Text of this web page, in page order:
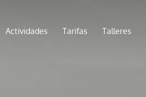
Actividades Tarifas Talleres